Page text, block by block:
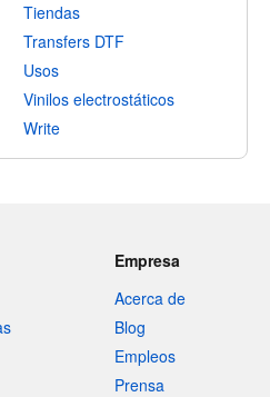
Tiendas
Transfers DTF
Usos
Vinilos electrostáticos
Write
Empresa
Acerca de
Blog
Empleos
Prensa